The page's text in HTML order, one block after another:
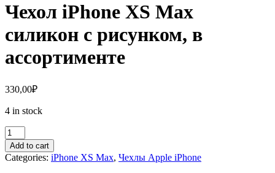
Чехол iPhone XS Max
силикон с рисунком, в
ассортименте
330,00₽
4 in stock
Чехол
iPhone
XS
Max
Add to cart
Categories: iPhone XS Max, Чехлы Apple iPhone